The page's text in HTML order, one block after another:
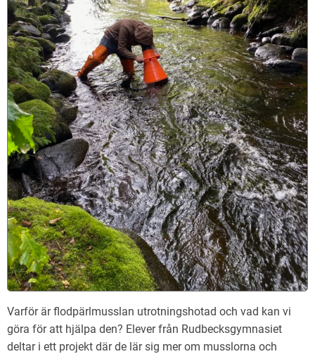
Varför är flodpärlmusslan utrotningshotad och vad kan vi
göra för att hjälpa den? Elever från Rudbecksgymnasiet
deltar i ett projekt där de lär sig mer om musslorna och